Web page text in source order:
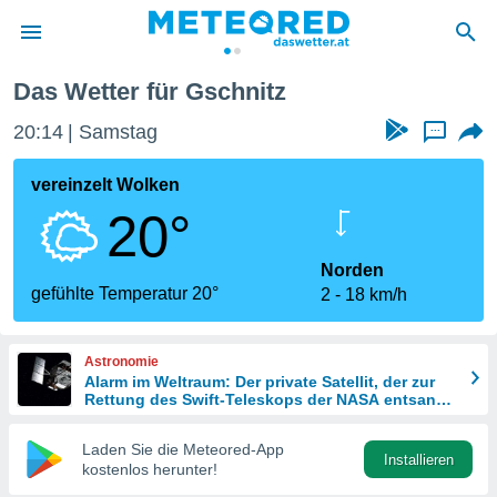
wurde
dass
sind.
diese
Das Wetter für Gschnitz
20:14 Samstag ...
vereinzelt Wolken
20°
gefühlte Temperatur 20°
Norden
2
18 km/h
Astronomie
Alarm im Weltraum: Der private Satellit, der zur
Rettung des Swift-Teleskops der NASA entsandt
Laden Sie die Meteored-App
kostenlos herunter!
Installieren